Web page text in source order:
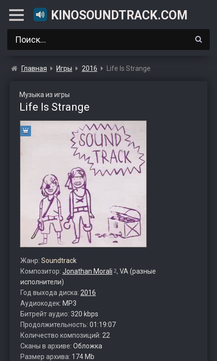
KINOSOUNDTRACK.COM
Главная Игры 2016 Life Is Strange
Музыка из игры
Life Is Strange
Жанр: Soundtrack
Композитор: Jonathan Morali 2, VA (разные
исполнители)
Год выхода диска: 2016
Аудиокодек: MP3
Битрейт аудио: 320 kbps
Продолжительность: 01:19:07
Количество композиций: 22
Сканы в архиве: Обложка
Размер архива: 174 Mb